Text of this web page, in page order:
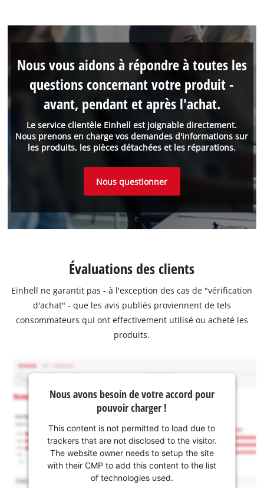
Le service clientèle Einhell est joignable directement.
Nous prenons en charge vos demandes d'informations sur
les produits, les pièces détachées et les réparations.
Nous vous aidons à répondre à toutes les
questions concernant votre produit -
avant, pendant et après l'achat.
Nous questionner
Évaluations des clients
Einhell ne garantit pas - à l'exception des cas de "vérification
d'achat" - que les avis publiés proviennent de tels
consommateurs qui ont effectivement utilisé ou acheté les
produits.
Nous avons besoin de votre accord pour
pouvoir charger !
This content is not permitted to load due to
trackers that are not disclosed to the visitor.
The website owner needs to setup the site
with their CMP to add this content to the list
of technologies used.